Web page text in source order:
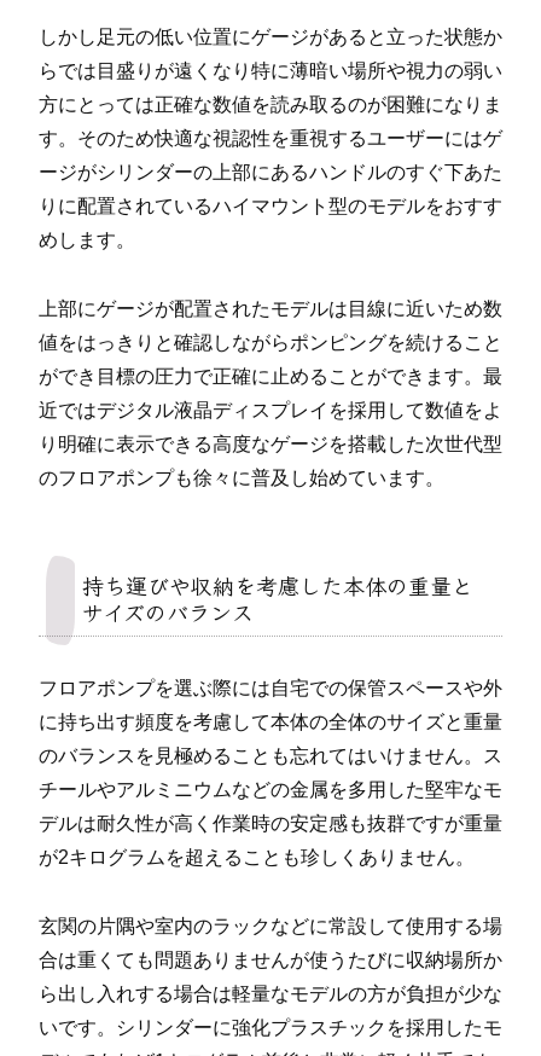
しかし足元の低い位置にゲージがあると立った状態か
らでは目盛りが遠くなり特に薄暗い場所や視力の弱い
方にとっては正確な数値を読み取るのが困難になりま
す。そのため快適な視認性を重視するユーザーにはゲ
ージがシリンダーの上部にあるハンドルのすぐ下あた
りに配置されているハイマウント型のモデルをおすす
めします。
上部にゲージが配置されたモデルは目線に近いため数
値をはっきりと確認しながらポンピングを続けること
ができ目標の圧力で正確に止めることができます。最
近ではデジタル液晶ディスプレイを採用して数値をよ
り明確に表示できる高度なゲージを搭載した次世代型
のフロアポンプも徐々に普及し始めています。
持ち運びや収納を考慮した本体の重量と
サイズのバランス
フロアポンプを選ぶ際には自宅での保管スペースや外
に持ち出す頻度を考慮して本体の全体のサイズと重量
のバランスを見極めることも忘れてはいけません。ス
チールやアルミニウムなどの金属を多用した堅牢なモ
デルは耐久性が高く作業時の安定感も抜群ですが重量
が2キログラムを超えることも珍しくありません。
玄関の片隅や室内のラックなどに常設して使用する場
合は重くても問題ありませんが使うたびに収納場所か
ら出し入れする場合は軽量なモデルの方が負担が少な
いです。シリンダーに強化プラスチックを採用したモ